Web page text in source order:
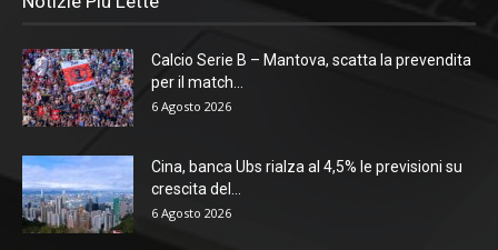
Calcio Serie B – Mantova, scatta la prevendita
per il match...
6 Agosto 2026
Cina, banca Ubs rialza al 4,5% le previsioni su
crescita del...
6 Agosto 2026